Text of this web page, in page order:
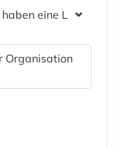
eine Lizenz
Organisation